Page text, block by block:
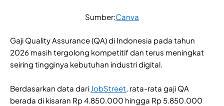
Sumber:Canva
Gaji Quality Assurance (QA) di Indonesia pada tahun
2026 masih tergolong kompetitif dan terus meningkat
seiring tingginya kebutuhan industri digital.
Berdasarkan data dari JobStreet, rata-rata gaji QA
berada di kisaran Rp 4.850.000 hingga Rp 5.850.000